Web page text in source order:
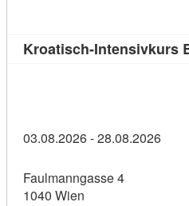
Kroatisch-Intensivkurs
03.08.2026 - 28.08.2026
Faulmanngasse 4
1040 Wien